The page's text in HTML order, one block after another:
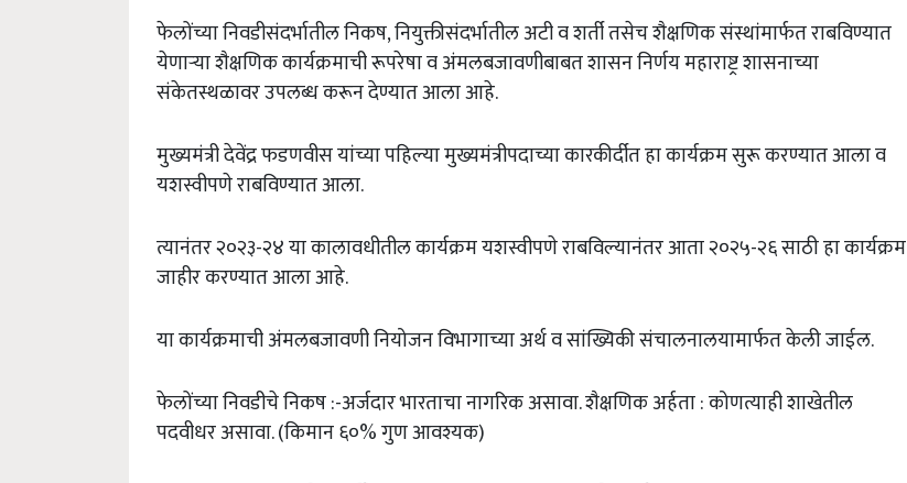
फेलोंच्यानिवडीसंदर्भातीलनिकष,नियुक्तीसंदर्भातीलअटीवशर्तीतसेचशैक्षणिकसंस्थांमार्फतराबविण्यात
येणाऱ्याशैक्षणिककार्यक्रमाचीरूपरेषावअंमलबजावणीबाबतशासननिर्णयमहाराष्ट्रशासनाच्या
संकेतस्थळावरउपलब्धकरूनदेण्यातआलाआहे.
मुख्यमंत्रीदेवेंद्रफडणवीसयांच्यापहिल्यामुख्यमंत्रीपदाच्याकारकीर्दीतहाकार्यक्रमसुरूकरण्यातआलाव
यशस्वीपणेराबविण्यातआला.
त्यानंतर२०२३-२४याकालावधीतीलकार्यक्रमयशस्वीपणेराबविल्यानंतरआता२०२५-२६साठीहाकार्यक्रम
जाहीरकरण्यातआलाआहे.
याकार्यक्रमाचीअंमलबजावणीनियोजनविभागाच्याअर्थवसांख्यिकीसंचालनालयामार्फतकेलीजाईल.
फेलोंच्यानिवडीचेनिकष:-अर्जदारभारताचानागरिकअसावा.शैक्षणिकअर्हता:कोणत्याहीशाखेतील
पदवीधरअसावा. (किमान६०%गुणआवश्यक)